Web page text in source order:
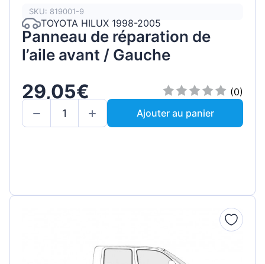
SKU: 819001-9
TOYOTA HILUX 1998-2005
Panneau de réparation de
l’aile avant / Gauche
29,05€
(0)
Ajouter au panier